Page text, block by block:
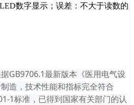
数字显示；误差：不大于读数的
GB9706.1最新版本《医用电气设
造，技术性能和指标完全符合
1标准，已得到国家有关部门的认